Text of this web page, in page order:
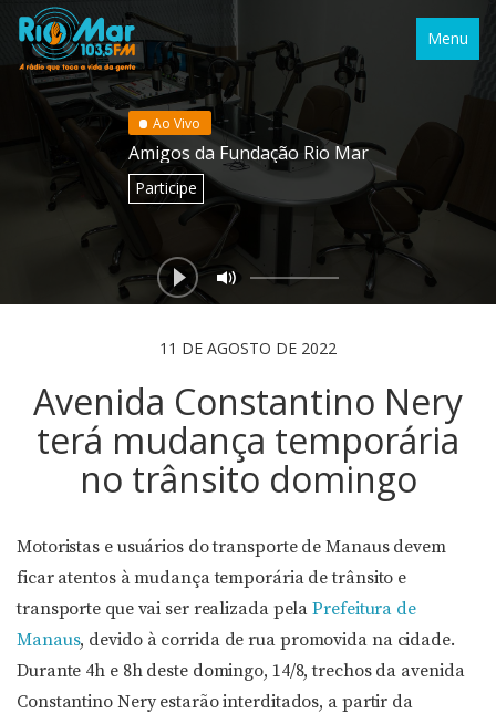
Menu
Ao Vivo
Amigos da Fundação Rio Mar
Participe
11 DE AGOSTO DE 2022
Avenida Constantino Nery
terá mudança temporária
no trânsito domingo
Motoristas e usuários do transporte de Manaus devem
ficar atentos à mudança temporária de trânsito e
transporte que vai ser realizada pelaPrefeitura de
Manaus, devido à corrida de rua promovida na cidade.
Durante 4h e 8h deste domingo, 14/8, trechos da avenida
Constantino Nery estarão interditados, a partir da